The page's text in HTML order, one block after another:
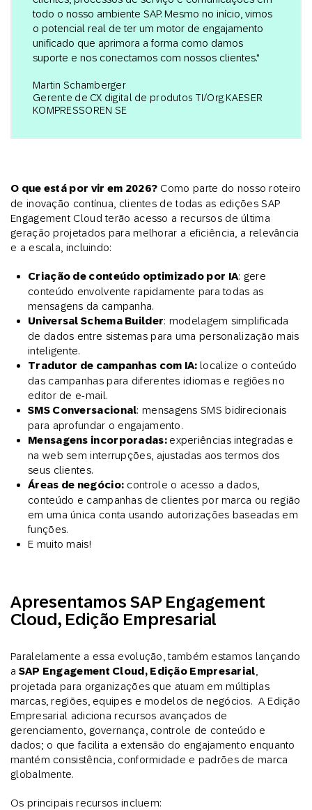
todo o nosso ambiente SAP. Mesmo no início, vimos
o potencial real de ter um motor de engajamento
unificado que aprimora a forma como damos
suporte e nos conectamos com nossos clientes."
Martin Schamberger
Gerente de CX digital de produtos TI/Org KAESER
KOMPRESSOREN SE
O que está por vir em 2026? Como parte do nosso roteiro
de inovação contínua, clientes de todas as edições SAP
Engagement Cloud terão acesso a recursos de última
geração projetados para melhorar a eficiência, a relevância
e a escala, incluindo:
Criação de conteúdo optimizado por IA: gere
conteúdo envolvente rapidamente para todas as
mensagens da campanha.
Universal Schema Builder: modelagem simplificada
de dados entre sistemas para uma personalização mais
inteligente.
Tradutor de campanhas com IA: localize o conteúdo
das campanhas para diferentes idiomas e regiões no
editor de e-mail.
SMS Conversacional: mensagens SMS bidirecionais
para aprofundar o engajamento.
Mensagens incorporadas: experiências integradas e
na web sem interrupções, ajustadas aos termos dos
seus clientes.
Áreas de negócio: controle o acesso a dados,
conteúdo e campanhas de clientes por marca ou região
em uma única conta usando autorizações baseadas em
funções.
E muito mais!
Apresentamos SAP Engagement
Cloud, Edição Empresarial
Paralelamente a essa evolução, também estamos lançando
a SAP Engagement Cloud, Edição Empresarial
projetada para organizações que atuam em múltiplas
marcas, regiões, equipes e modelos de negócios. A Edição
Empresarial adiciona recursos avançados de
gerenciamento, governança, controle de conteúdo e
dados; o que facilita a extensão do engajamento enquanto
mantém consistência, conformidade e padrões de marca
globalmente.
Os principais recursos incluem: